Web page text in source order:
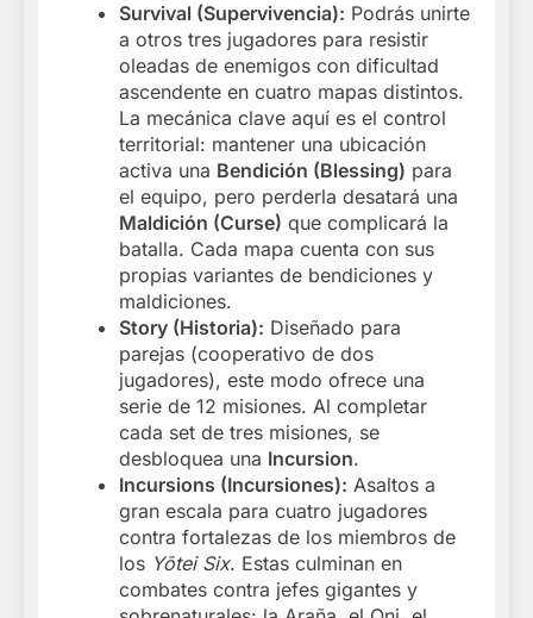
Survival (Supervivencia): Podrás unirte
a otros tres jugadores para resistir
oleadas de enemigos con dificultad
ascendente en cuatro mapas distintos.
La mecánica clave aquí es el control
territorial: mantener una ubicación
activa una Bendición (Blessing) para
el equipo, pero perderla desatará una
Maldición (Curse) que complicará la
batalla. Cada mapa cuenta con sus
propias variantes de bendiciones y
maldiciones.
Story (Historia): Diseñado para
parejas (cooperativo de dos
jugadores), este modo ofrece una
serie de 12 misiones. Al completar
cada set de tres misiones, se
desbloquea una Incursion.
Incursions (Incursiones): Asaltos a
gran escala para cuatro jugadores
contra fortalezas de los miembros de
los Yōtei Six. Estas culminan en
combates contra jefes gigantes y